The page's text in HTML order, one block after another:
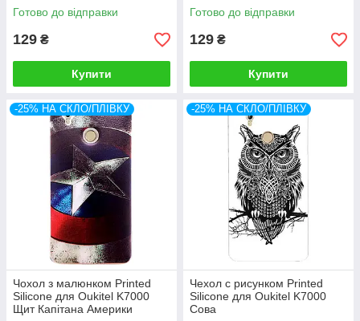
Готово до відправки
129 ₴
Купити
Готово до відправки
129 ₴
Купити
-25% НА СКЛО/ПЛІВКУ
Чохол з малюнком Printed
Silicone для Oukitel K7000
Щит Капітана Америки
-25% НА СКЛО/ПЛІВКУ
Чехол с рисунком Printed
Silicone для Oukitel K7000
Сова